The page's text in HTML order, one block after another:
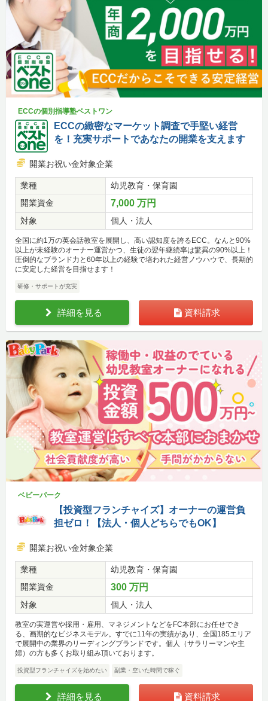
ECCの個別指導塾ベストワン
ECCの緻密なマーケット調査で手堅い経営
を！充実サポートであなたの開業を支えます
開業お祝い金対象企業
業種
幼児教育・保育園
開業資金
7,000 万円
対象 個人・法人
全国に約1万の英会話教室を展開し、高い認知度を誇るECC。なんと90%
以上が未経験のオーナー運営かつ、生徒の翌年継続率は驚異の90%以上！
圧倒的なブランド力と60年以上の経験で培われた経営ノウハウで、長期的
に安定した経営を目指せます！
研修・サポートが充実
詳細を見る 資料請求
ベビーパーク
【投資型フランチャイズ】オーナーの運営負
担ゼロ！【法人・個人どちらでもOK】
開業お祝い金対象企業
業種
幼児教育・保育園
開業資金
300 万円
対象 個人・法人
教室の実運営や採用・雇用、マネジメントなどをFC本部にお任せでき
る、画期的なビジネスモデル。すでに11年の実績があり、全国185エリア
で展開中の業界のリーディングブランドです。個人（サラリーマンや主
婦）の方も多くお取り組み頂いております。
投資型フランチャイズを始めたい 副業・空いた時間で稼ぐ
詳細を見る 資料請求